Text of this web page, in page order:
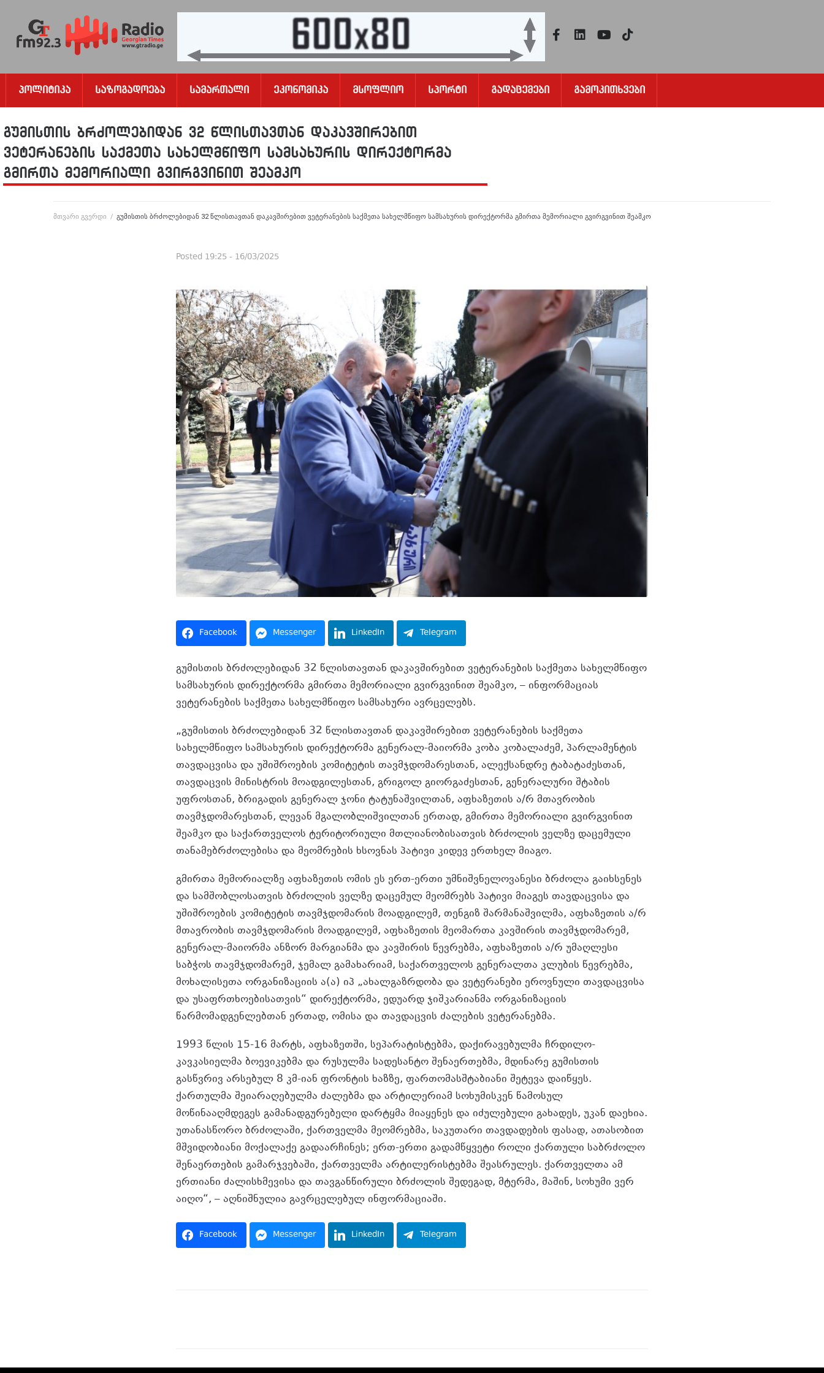
Პოლიტიკა Საზოგადოება Სამართალი Ეკონომიკა Მსოფლიო Სპორტი Გადაცემები Გამოკითხვები
გუმისთის ბრძოლებიდან 32 წლისთავთან დაკავშირებით
ვეტერანების საქმეთა სახელმწიფო სამსახურის დირექტორმა
გმირთა მემორიალი გვირგვინით შეამკო
მთვარი გვერდი / გუმისთის ბრძოლებიდან 32 წლისთავთან დაკავშირებით ვეტერანების საქმეთა სახელმწიფო სამსახურის დირექტორმა გმირთა მემორიალი გვირგვინით შეამკო
Posted 19:25 - 16/03/2025
Facebook Messenger LinkedIn Telegram
გუმისთის ბრძოლებიდან 32 წლისთავთან დაკავშირებით ვეტერანების საქმეთა სახელმწიფო
სამსახურის დირექტორმა გმირთა მემორიალი გვირგვინით შეამკო, – ინფორმაციას
ვეტერანების საქმეთა სახელმწიფო სამსახური ავრცელებს.
„გუმისთის ბრძოლებიდან 32 წლისთავთან დაკავშირებით ვეტერანების საქმეთა
სახელმწიფო სამსახურის დირექტორმა გენერალ-მაიორმა კობა კობალაძემ, პარლამენტის
თავდაცვისა და უშიშროების კომიტეტის თავმჯდომარესთან, ალექსანდრე ტაბატაძესთან,
თავდაცვის მინისტრის მოადგილესთან, გრიგოლ გიორგაძესთან, გენერალური შტაბის
უფროსთან, ბრიგადის გენერალ ჯონი ტატუნაშვილთან, აფხაზეთის ა/რ მთავრობის
თავმჯდომარესთან, ლევან მგალობლიშვილთან ერთად, გმირთა მემორიალი გვირგვინით
შეამკო და საქართველოს ტერიტორიული მთლიანობისათვის ბრძოლის ველზე დაცემული
თანამებრძოლებისა და მეომრების ხსოვნას პატივი კიდევ ერთხელ მიაგო.
გმირთა მემორიალზე აფხაზეთის ომის ეს ერთ-ერთი უმნიშვნელოვანესი ბრძოლა გაიხსენეს
და სამშობლოსათვის ბრძოლის ველზე დაცემულ მეომრებს პატივი მიაგეს თავდაცვისა და
უშიშროების კომიტეტის თავმჯდომარის მოადგილემ, თენგიზ შარმანაშვილმა, აფხაზეთის ა/რ
მთავრობის თავმჯდომარის მოადგილემ, აფხაზეთის მეომართა კავშირის თავმჯდომარემ,
გენერალ-მაიორმა ანზორ მარგიანმა და კავშირის წევრებმა, აფხაზეთის ა/რ უმაღლესი
საბჭოს თავმჯდომარემ, ჯემალ გამახარიამ, საქართველოს გენერალთა კლუბის წევრებმა,
მოხალისეთა ორგანიზაციის ა(ა) იპ „ახალგაზრდობა და ვეტერანები ეროვნული თავდაცვისა
და უსაფრთხოებისათვის“ დირექტორმა, ედუარდ ჯიშკარიანმა ორგანიზაციის
წარმომადგენლებთან ერთად, ომისა და თავდაცვის ძალების ვეტერანებმა.
1993 წლის 15-16 მარტს, აფხაზეთში, სეპარატისტებმა, დაქირავებულმა ჩრდილო-
კავკასიელმა ბოევიკებმა და რუსულმა სადესანტო შენაერთებმა, მდინარე გუმისთის
გასწვრივ არსებულ 8 კმ-იან ფრონტის ხაზზე, ფართომასშტაბიანი შეტევა დაიწყეს.
ქართულმა შეიარაღებულმა ძალებმა და არტილერიამ სოხუმისკენ წამოსულ
მოწინააღმდეგეს გამანადგურებელი დარტყმა მიაყენეს და იძულებული გახადეს, უკან დაეხია.
უთანასწორო ბრძოლაში, ქართველმა მეომრებმა, საკუთარი თავდადების ფასად, ათასობით
მშვიდობიანი მოქალაქე გადაარჩინეს; ერთ-ერთი გადამწყვეტი როლი ქართული საბრძოლო
შენაერთების გამარჯვებაში, ქართველმა არტილერისტებმა შეასრულეს. ქართველთა ამ
ერთიანი ძალისხმევისა და თავგანწირული ბრძოლის შედეგად, მტერმა, მაშინ, სოხუმი ვერ
აიღო“, – აღნიშნულია გავრცელებულ ინფორმაციაში.
Facebook Messenger LinkedIn Telegram